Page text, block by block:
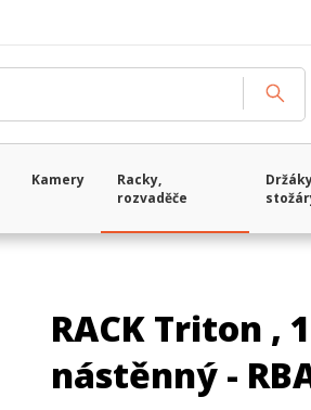
Kamery
Racky,
rozvaděče
RACK Triton ,
nástěnný -